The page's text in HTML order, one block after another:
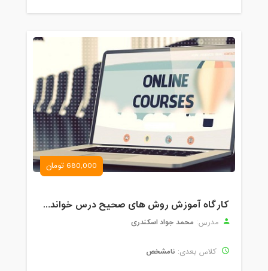
680,000 تومان
کارگاه آموزش روش های صحیح درس خواندن همراه با یادگیری بدون فراموشی
مدرس: محمد جواد اسکندری
کلاس بعدی: نامشخص